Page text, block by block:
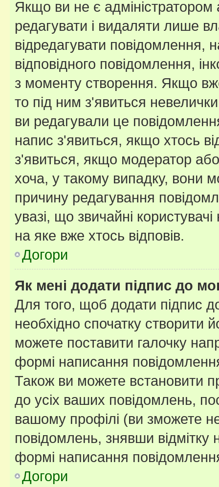
Якщо ви не є
редагувати і видаляти лише
відредагувати повідомлення,
відповідного повідомлення,
з моменту створення. Якщо
то під ним з'явиться
ви редагували це
напис з'явиться, якщо хтось
з'явиться, якщо модератор
хоча, у такому випадку, вони
причину редагування
увазі, що звичайні
на яке вже хтось відповів.
Догори
Як мені додати підпис до
Для того, щоб додати підпис
необхідно спочатку створити
можете поставити галочку
формі написання
Також ви можете встановити
до усіх ваших повідомлень,
вашому профілі (ви зможете
повідомлень, знявши відмітку
формі написання
Догори